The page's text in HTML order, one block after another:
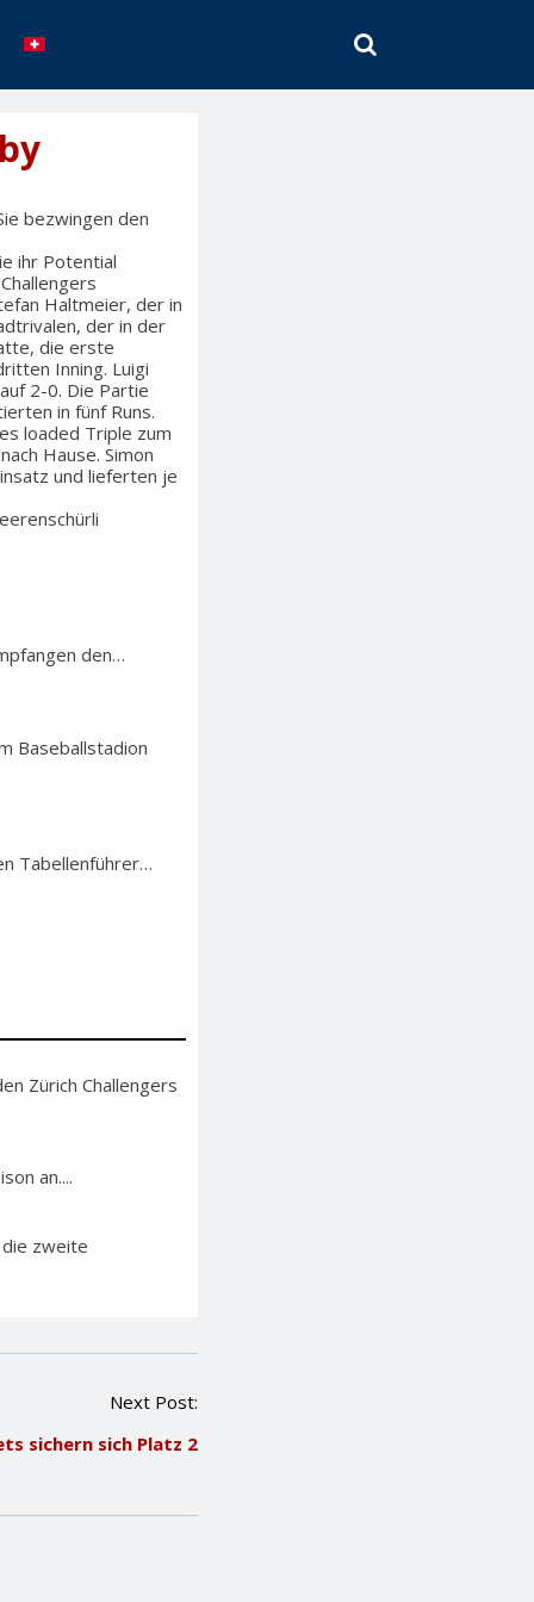
SEARCH
bezwingen den
ihr Potential
Haltmeier, der in
der in der
die erste
Inning. Luigi
2-0. Die Partie
in fünf Runs.
loaded Triple zum
Hause. Simon
und lieferten je
den…
Baseballstadion
Tabellenführer…
Zürich Challengers
an....
zweite
Next Post:
sichern sich Platz 2